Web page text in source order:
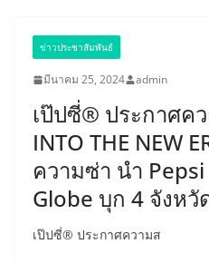
ข่าวประชาสัมพันธ์
มีนาคม 25, 2024 admin
เป๊ปซี่® ประกาศคว
INTO THE NEW
ความซ่า นำ
Globe บุก 4 จังหวั
เป๊ปซี่® ประกาศความส